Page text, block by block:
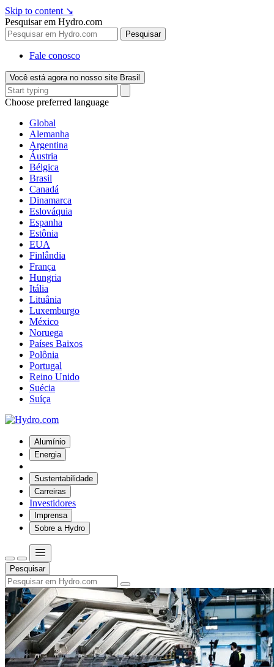
Skip to content ↘
Pesquisar em Hydro.com
Pesquisar
Fale conosco
Você está agora no nosso site Brasil
Choose preferred language
Global
Alemanha
Argentina
Áustria
Bélgica
Brasil
Canadá
Dinamarca
Eslováquia
Espanha
Estônia
EUA
Finlândia
França
Hungria
Itália
Lituânia
Luxemburgo
México
Noruega
Países Baixos
Polônia
Portugal
Reino Unido
Suécia
Suíça
Alumínio
Energia
Sustentabilidade
Carreiras
Investidores
Imprensa
Sobre a Hydro
Pesquisar